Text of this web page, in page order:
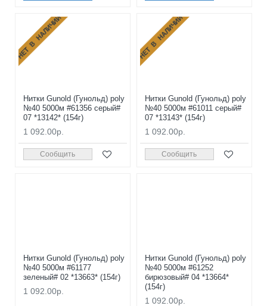
НЕТ В НАЛИЧИИ
Нитки Gunold (Гунольд) poly
№40 5000м #61356 серый#
07 *13142* (154г)
1 092.00р.
Сообщить
НЕТ В НАЛИЧИИ
Нитки Gunold (Гунольд) poly
№40 5000м #61011 серый#
07 *13143* (154г)
1 092.00р.
Сообщить
Нитки Gunold (Гунольд) poly
№40 5000м #61177
зеленый# 02 *13663* (154г)
1 092.00р.
Нитки Gunold (Гунольд) poly
№40 5000м #61252
бирюзовый# 04 *13664*
(154г)
1 092.00р.